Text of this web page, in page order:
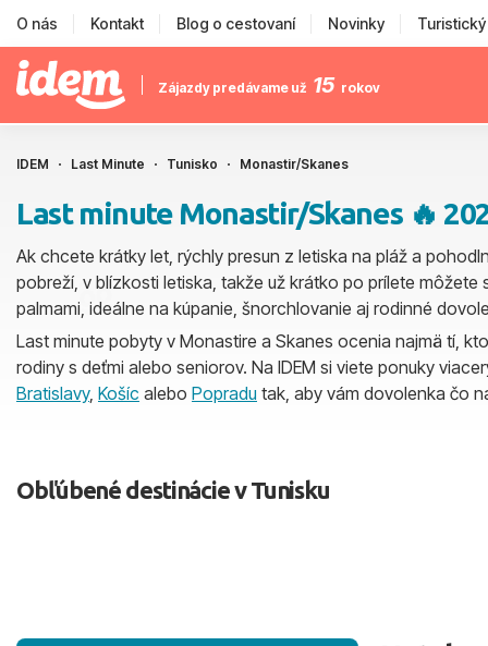
O nás Kontakt Blog o cestovaní Novinky
Zájazdy predávame už 15 rokov
IDEM Last Minute Tunisko Monastir/Skanes
Last minute Monastir/Skanes 🔥
Ak chcete krátky let, rýchly presun z letiska na pláž a
pobreží, v blízkosti letiska, takže už krátko po prílete
palmami, ideálne na kúpanie, šnorchlovanie aj rodinné
Last minute pobyty v Monastire a Skanes ocenia najmä tí,
rodiny s deťmi alebo seniorov. Na IDEM si viete ponuky
Bratislavy, Košíc alebo Popradu tak, aby vám dovolenka čo
Obľúbené destinácie v Tunisku